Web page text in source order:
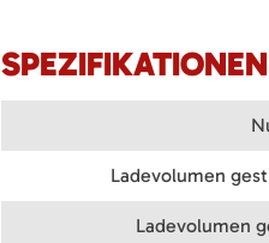
SPEZIFIKATIONEN
Ladevolumen
Ladevolumen